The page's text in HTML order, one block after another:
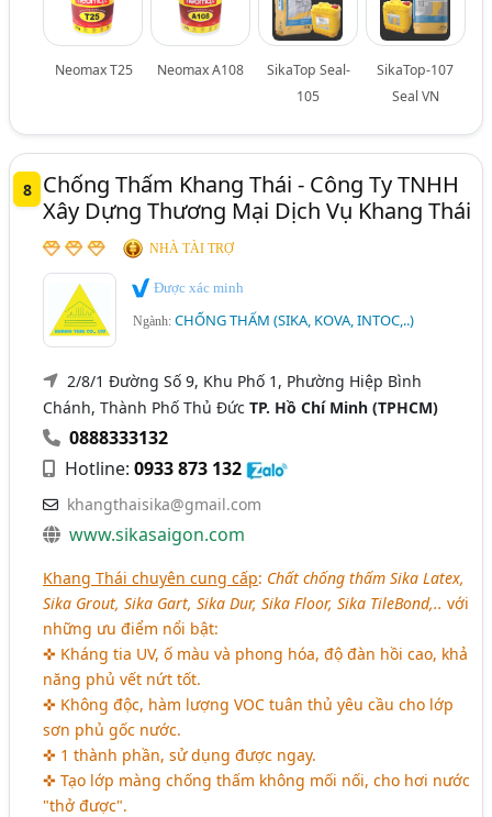
Neomax T25 Neomax A108
SikaTop Seal-
105
SikaTop-107
Seal VN
8
Chống Thấm Khang Thái - Công Ty TNHH
Xây Dựng Thương Mại Dịch Vụ Khang Thái
NHÀ TÀI TRỢ
Được xác minh
Ngành:CHỐNG THẤM (SIKA, KOVA, INTOC,..)
2/8/1 Đường Số 9, Khu Phố 1, Phường Hiệp Bình
Chánh, Thành Phố Thủ ĐứcTP. Hồ Chí Minh (TPHCM)
0888333132
Hotline:0933 873 132
khangthaisika@gmail.com
www.sikasaigon.com
Khang Thái chuyên cung cấp: Chất chống thấm Sika Latex,
Sika Grout, Sika Gart, Sika Dur, Sika Floor, Sika TileBond,.. với
những ưu điểm nổi bật:
✜ Kháng tia UV, ố màu và phong hóa, độ đàn hồi cao, khả
năng phủ vết nứt tốt.
✜ Không độc, hàm lượng VOC tuân thủ yêu cầu cho lớp
sơn phủ gốc nước.
✜ 1 thành phần, sử dụng được ngay.
✜ Tạo lớp màng chống thấm không mối nối, cho hơi nước
"thở được".